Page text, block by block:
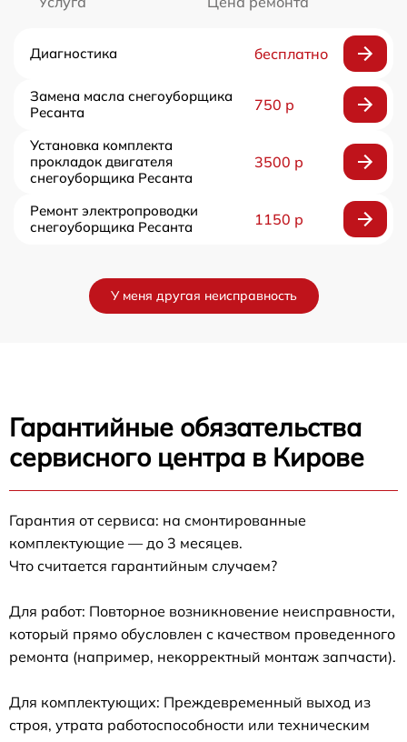
Диагностика бесплатно
Замена масла снегоуборщика
Ресанта
750 р
Установка комплекта
прокладок двигателя
снегоуборщика Ресанта
3500 р
Ремонт электропроводки
снегоуборщика Ресанта
1150 р
У меня другая неисправность
Гарантийные обязательства
сервисного центра в Кирове
Гарантия от сервиса: на смонтированные
комплектующие — до 3 месяцев.
Что считается гарантийным случаем?
Для работ: Повторное возникновение неисправности,
который прямо обусловлен с качеством проведенного
ремонта (например, некорректный монтаж запчасти).
Для комплектующих: Преждевременный выход из
строя, утрата работоспособности или техническим